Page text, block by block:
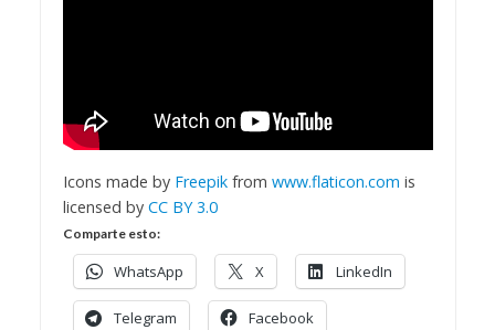
Icons made by Freepikfrom www.flaticon.com is
licensed by CC BY 3.0
Comparte esto:
WhatsApp X LinkedIn
Telegram Facebook